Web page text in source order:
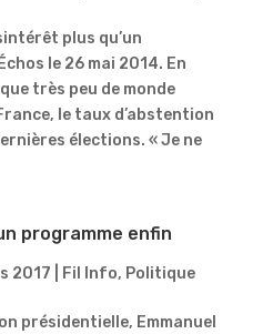
plus qu’un
le 26 mai 2014. En
très peu de monde
le taux d’abstention
élections. « Je ne
programme enfin
2017 Fil Info, Politique
présidentielle, Emmanuel